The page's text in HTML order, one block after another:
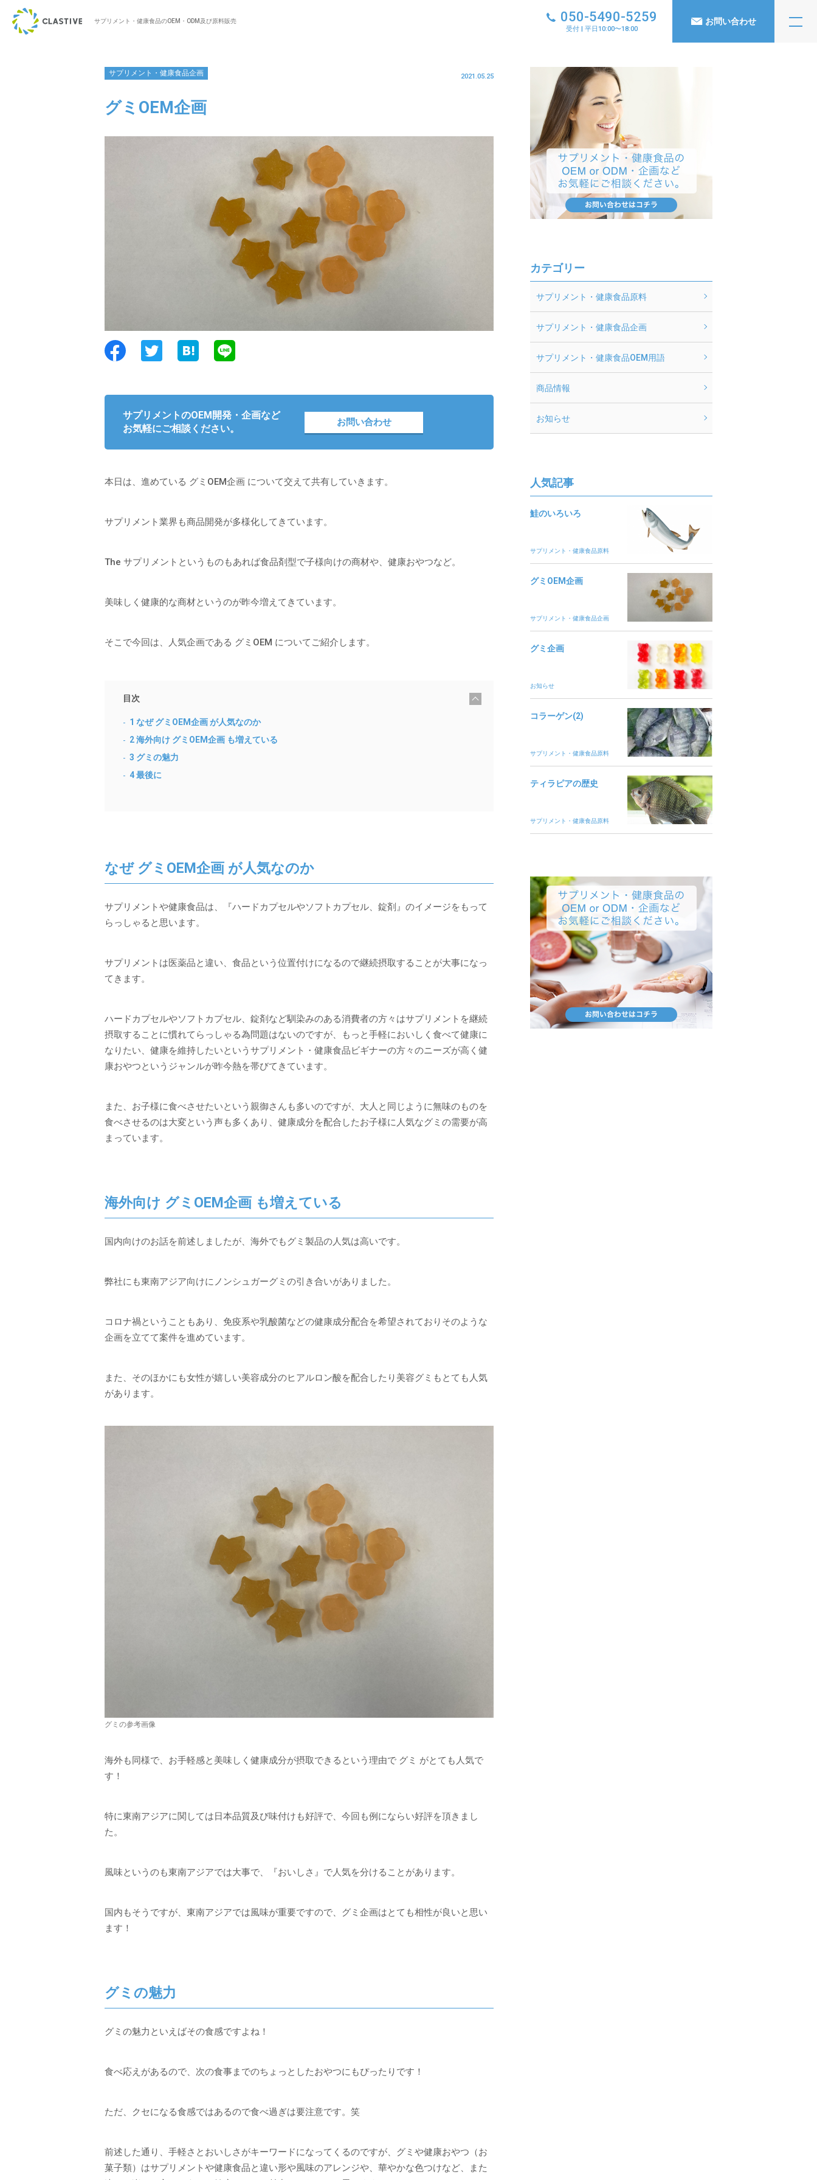
サプリメント・健康食品のOEM・ODM及び原料販売 050-5490-5259
受付 | 平日10:00〜18:00
お問い合わせ
サプリメント・健康食品企画 2021.05.25
グミOEM企画
サプリメントのOEM開発・企画など
お気軽にご相談ください。
お問い合わせ
本日は、進めている グミOEM企画 について交えて共有していきます。
サプリメント業界も商品開発が多様化してきています。
The サプリメントというものもあれば食品剤型で子様向けの商材や、健康おやつなど。
美味しく健康的な商材というのが昨今増えてきています。
そこで今回は、人気企画である グミOEM についてご紹介します。
目次
1 なぜ グミOEM企画 が人気なのか
2海外向け グミOEM企画 も増えている
3 グミの魅力
4最後に
なぜ グミOEM企画 が人気なのか
サプリメントや健康食品は、『ハードカプセルやソフトカプセル、錠剤』のイメージをもって
らっしゃると思います。
サプリメントは医薬品と違い、食品という位置付けになるので継続摂取することが大事になっ
てきます。
ハードカプセルやソフトカプセル、錠剤など馴染みのある消費者の方々はサプリメントを継続
摂取することに慣れてらっしゃる為問題はないのですが、もっと手軽においしく食べて健康に
なりたい、健康を維持したいというサプリメント・健康食品ビギナーの方々のニーズが高く健
康おやつというジャンルが昨今熱を帯びてきています。
また、お子様に食べさせたいという親御さんも多いのですが、大人と同じように無味のものを
食べさせるのは大変という声も多くあり、健康成分を配合したお子様に人気なグミの需要が高
まっています。
海外向け グミOEM企画 も増えている
国内向けのお話を前述しましたが、海外でもグミ製品の人気は高いです。
弊社にも東南アジア向けにノンシュガーグミの引き合いがありました。
コロナ禍ということもあり、免疫系や乳酸菌などの健康成分配合を希望されておりそのような
企画を立てて案件を進めています。
また、そのほかにも女性が嬉しい美容成分のヒアルロン酸を配合したり美容グミもとても人気
があります。
グミの参考画像
海外も同様で、お手軽感と美味しく健康成分が摂取できるという理由で グミ がとても人気で
す！
特に東南アジアに関しては日本品質及び味付けも好評で、今回も例にならい好評を頂きまし
た。
風味というのも東南アジアでは大事で、『おいしさ』で人気を分けることがあります。
国内もそうですが、東南アジアでは風味が重要ですので、グミ企画はとても相性が良いと思い
ます！
グミの魅力
グミの魅力といえばその食感ですよね！
食べ応えがあるので、次の食事までのちょっとしたおやつにもぴったりです！
ただ、クセになる食感ではあるので食べ過ぎは要注意です。笑
前述した通り、手軽さとおいしさがキーワードになってくるのですが、グミや健康おやつ（お
菓子類）はサプリメントや健康食品と違い形や風味のアレンジや、華やかな色つけなど、また
カテゴリー
サプリメント・健康食品原料
サプリメント・健康食品企画
サプリメント・健康食品OEM用語
商品情報
お知らせ
人気記事
鮭のいろいろ
サプリメント・健康食品原料
グミOEM企画
サプリメント・健康食品企画
グミ企画
お知らせ
コラーゲン(2)
サプリメント・健康食品原料
ティラピアの歴史
サプリメント・健康食品原料